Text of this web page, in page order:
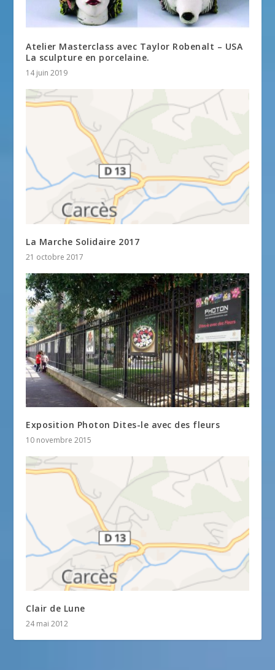
Atelier Masterclass avec Taylor Robenalt – USA
La sculpture en porcelaine.
14 juin 2019
La Marche Solidaire 2017
21 octobre 2017
Exposition Photon Dites-le avec des fleurs
10 novembre 2015
Clair de Lune
24 mai 2012